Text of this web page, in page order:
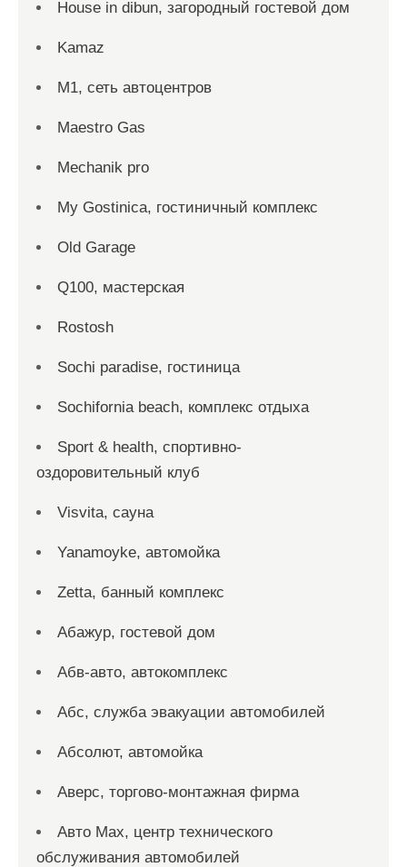
House in dibun, загородный гостевой дом
Kamaz
M1, сеть автоцентров
Maestro Gas
Mechanik pro
My Gostinica, гостиничный комплекс
Old Garage
Q100, мастерская
Rostosh
Sochi paradise, гостиница
Sochifornia beach, комплекс отдыха
Sport & health, спортивно-
оздоровительный клуб
Visvita, сауна
Yanamoyke, автомойка
Zetta, банный комплекс
Абажур, гостевой дом
Абв-авто, автокомплекс
Абс, служба эвакуации автомобилей
Абсолют, автомойка
Аверс, торгово-монтажная фирма
Авто Max, центр технического
обслуживания автомобилей